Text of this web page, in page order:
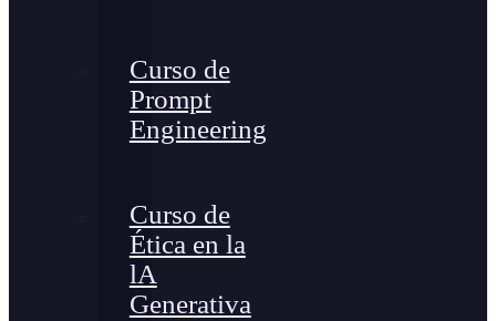
Curso de
Prompt
Engineering
Curso de
Ética en la
lA
Generativa